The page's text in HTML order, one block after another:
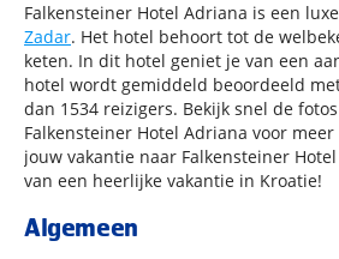
Falkensteiner Hotel Adriana is een
Zadar. Het hotel behoort tot de
keten. In dit hotel geniet je van een
hotel wordt gemiddeld beoordeeld
dan 1534 reizigers. Bekijk snel de
Falkensteiner Hotel Adriana voor
jouw vakantie naar Falkensteiner
van een heerlijke vakantie in Kroatie!
Algemeen